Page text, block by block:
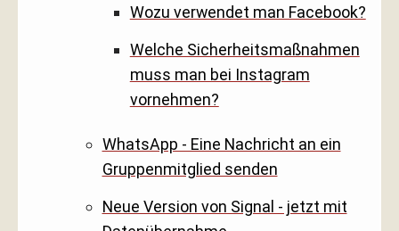
Wozu verwendet man Facebook?
Welche Sicherheitsmaßnahmen
muss man bei Instagram
vornehmen?
WhatsApp - Eine Nachricht an ein
Gruppenmitglied senden
Neue Version von Signal - jetzt mit